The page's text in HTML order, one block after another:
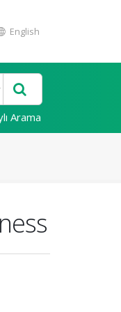
English
Arama